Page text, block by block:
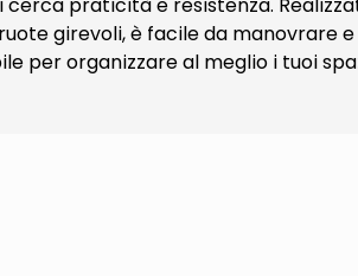
girevoli, è facile da manovrare
organizzare al meglio i tuoi